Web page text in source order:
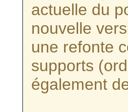
actuelle du
nouvelle
une refonte
supports
également